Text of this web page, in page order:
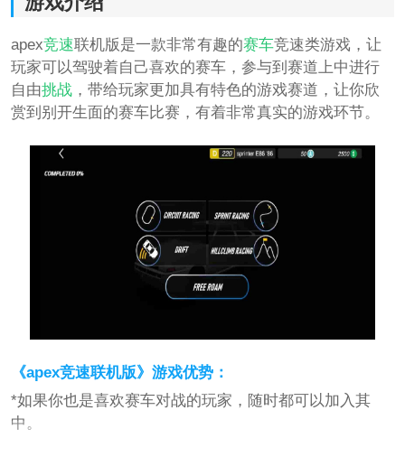
apex竞速联机版是一款非常有趣的赛车竞速类游戏，让
玩家可以驾驶着自己喜欢的赛车，参与到赛道上中进行
自由挑战，带给玩家更加具有特色的游戏赛道，让你欣
赏到别开生面的赛车比赛，有着非常真实的游戏环节。
《apex竞速联机版》游戏优势：
*如果你也是喜欢赛车对战的玩家，随时都可以加入其
中。